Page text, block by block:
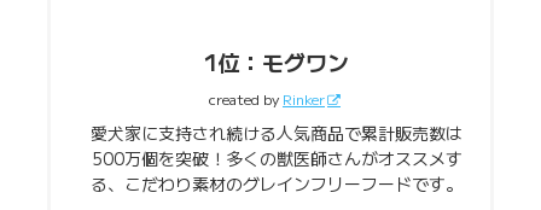
1位：モグワン
created by Rinker
愛犬家に支持され続ける人気商品で累計販売数は
500万個を突破！多くの獣医師さんがオススメす
る、こだわり素材のグレインフリーフードです。